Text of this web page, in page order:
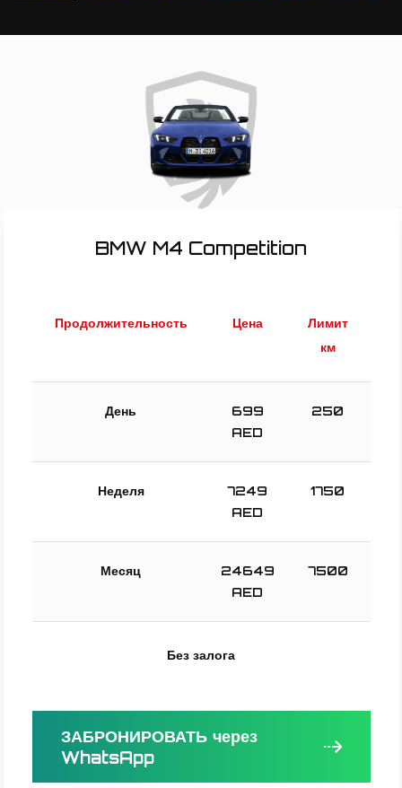
BMW M4 Competition
Продолжительность Цена
Лимит
км
День
699
AED
250
Неделя
7249
AED
1750
Месяц
24649
AED
7500
Без залога
ЗАБРОНИРОВАТЬ через
WhatsApp